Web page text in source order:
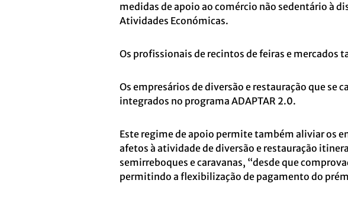
medidas de apoio ao comércio não sedentário à
Atividades Económicas.
Os profissionais de recintos de feiras e mercados
Os empresários de diversão e restauração que se
integrados no programa ADAPTAR 2.0.
Este regime de apoio permite também aliviar os
afetos à atividade de diversão e restauração
semirreboques e caravanas, “desde que
permitindo a flexibilização de pagamento do